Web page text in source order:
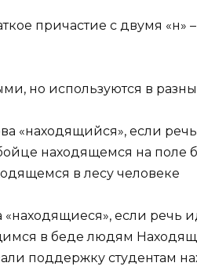
причастие с двумя «н» –
но используются в
«находящийся», если
находящемся на поле
в лесу человеке
если речь
в беде людям
поддержку студентам